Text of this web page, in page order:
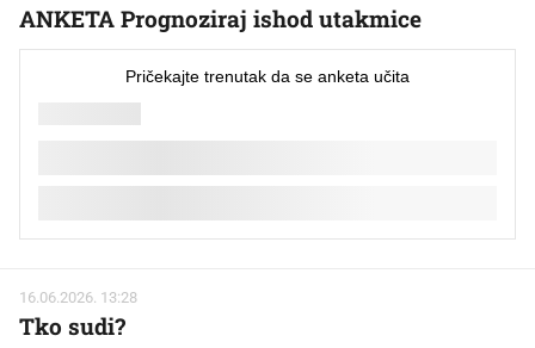
ANKETA Prognoziraj ishod utakmice
16.06.2026. 13:28
Tko sudi?